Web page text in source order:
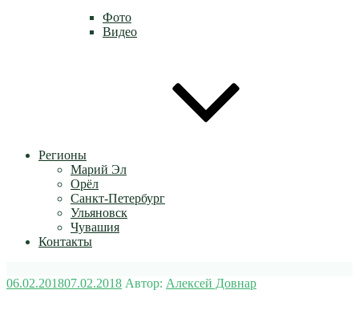
Фото
Видео
Регионы
Марий Эл
Орёл
Санкт-Петербург
Ульяновск
Чувашия
Контакты
Опубликовано
06.02.201807.02.2018 Автор: Алексей Довнар